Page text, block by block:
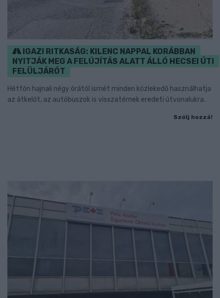
IGAZI RITKASÁG: KILENC NAPPAL KORÁBBAN
NYITJÁK MEG A FELÚJÍTÁS ALATT ÁLLÓ HECSEI ÚTI
FELÜLJÁRÓT
Hétfőn hajnali négy órától ismét minden közlekedő használhatja
az átkelőt, az autóbuszok is visszatérnek eredeti útvonalukra.
Szólj hozzá!